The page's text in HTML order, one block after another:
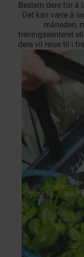
Bestem dere for å
Det kan være å
måneden,
treningssenteret
dere vil reise til i